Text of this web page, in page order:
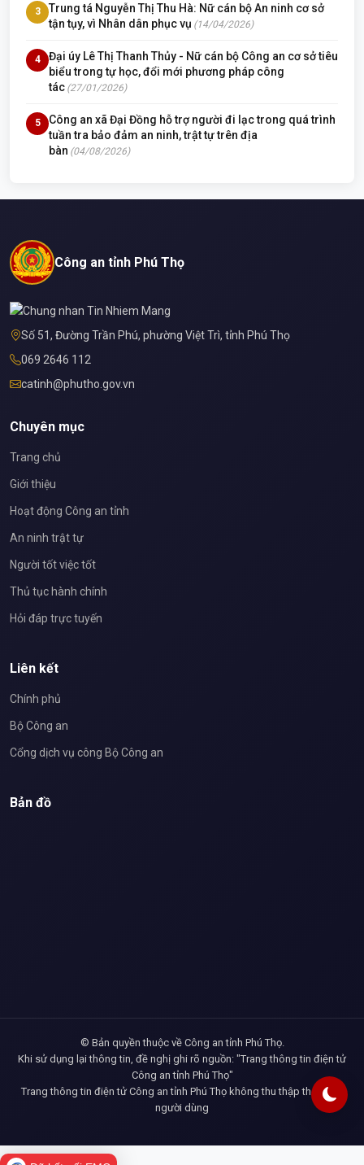
3
Trung tá Nguyễn Thị Thu Hà: Nữ cán bộ An ninh cơ sở
tận tụy, vì Nhân dân phục vụ (14/04/2026)
4
Đại úy Lê Thị Thanh Thủy - Nữ cán bộ Công an cơ sở tiêu
biểu trong tự học, đổi mới phương pháp công
tác (27/01/2026)
5
Công an xã Đại Đồng hỗ trợ người đi lạc trong quá trình
tuần tra bảo đảm an ninh, trật tự trên địa
bàn (04/08/2026)
Công an tỉnh Phú Thọ
Số 51, Đường Trần Phú, phường Việt Trì, tỉnh Phú Thọ
069 2646 112
catinh@phutho.gov.vn
Chuyên mục
Trang chủ
Giới thiệu
Hoạt động Công an tỉnh
An ninh trật tự
Người tốt việc tốt
Thủ tục hành chính
Hỏi đáp trực tuyến
Liên kết
Chính phủ
Bộ Công an
Cổng dịch vụ công Bộ Công an
Bản đồ
© Bản quyền thuộc về Công an tỉnh Phú Thọ.
Khi sử dụng lại thông tin, đề nghị ghi rõ nguồn: "Trang thông tin điện tử
Công an tỉnh Phú Thọ"
Trang thông tin điện tử Công an tỉnh Phú Thọ không thu thập thông tin
người dùng